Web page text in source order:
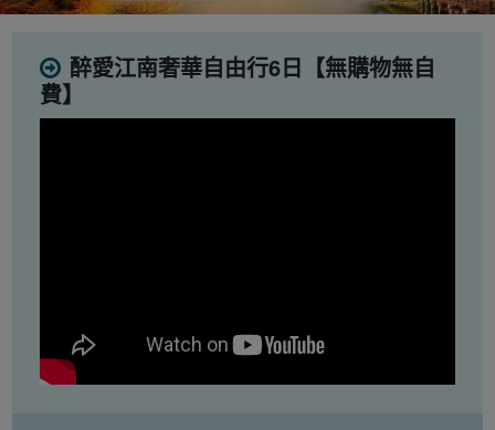
醉愛江南奢華自由行6日【無購物無自
費】